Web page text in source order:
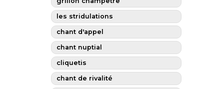
les stridulations
chant d'appel
chant nuptial
cliquetis
chant de rivalité